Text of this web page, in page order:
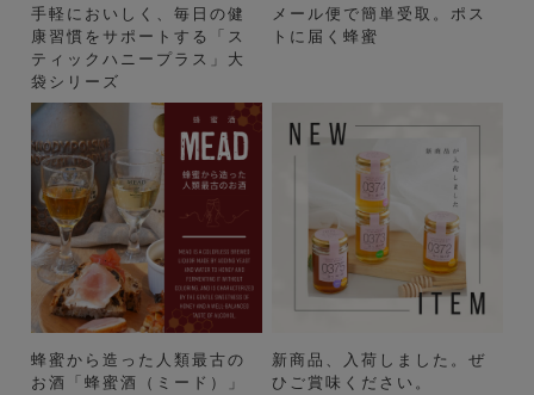
手軽においしく、毎日の健
康習慣をサポートする「ス
ティックハニープラス」大
袋シリーズ
メール便で簡単受取。ポス
トに届く蜂蜜
蜂蜜から造った人類最古の
お酒「蜂蜜酒（ミード）」
新商品、入荷しました。ぜ
ひご賞味ください。